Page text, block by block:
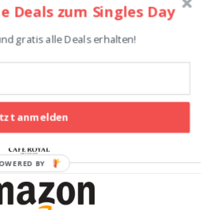
Deals zum Singles Day
gratis alle Deals erhalten!
anmelden
BY